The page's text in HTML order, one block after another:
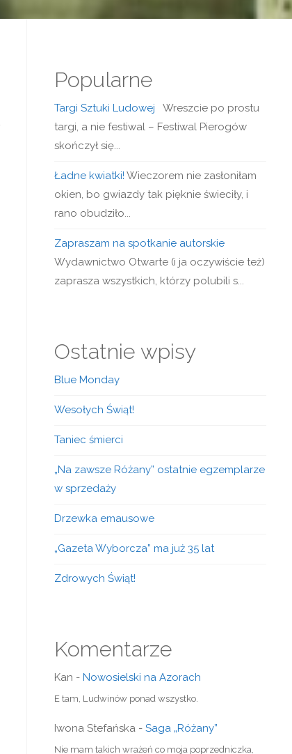
Popularne
Targi Sztuki Ludowej
Wreszcie po prostu
targi, a nie festiwal – Festiwal Pierogów
skończył się...
Ładne kwiatki! Wieczorem nie zasłoniłam
okien, bo gwiazdy tak pięknie świeciły, i
rano obudziło...
Zapraszam na spotkanie autorskie
Wydawnictwo Otwarte (i ja oczywiście też)
zaprasza wszystkich, którzy polubili s...
Ostatnie wpisy
Blue Monday
Wesołych Świąt!
Taniec śmierci
„Na zawsze Różany” ostatnie egzemplarze
w sprzedaży
Drzewka emausowe
„Gazeta Wyborcza” ma już 35 lat
Zdrowych Świąt!
Komentarze
Kan - Nowosielski na Azorach
E tam, Ludwinów ponad wszystko.
Iwona Stefańska - Saga „Różany”
Nie mam takich wrażeń co moja poprzedniczka,